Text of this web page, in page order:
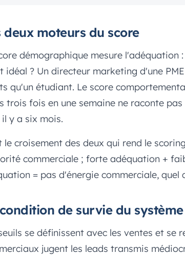
deux moteurs du score
démographique mesure
idéal ? Un directeur marketing d'une
qu'un étudiant. Le score
trois fois en une semaine ne raconte
y a six mois.
le croisement des deux qui rend le
commerciale ; forte adéquation +
= pas d'énergie commerciale, quel
de survie du système
se définissent avec les ventes et se
jugent les leads transmis